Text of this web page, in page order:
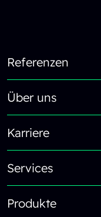
Referenzen
Über uns
Karriere
Services
Produkte